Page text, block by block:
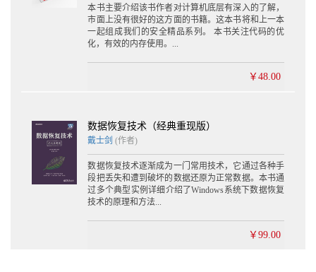
5.2.1 LLDB调试 128
5.2.2 LLDB解密 141
5.2.3 用Xcode调试第三方应用 144
5.2.4 LLDB的高级调试技巧 151
5.4 MonkeyDev 177
5.4.1 安装MonkeyDev 178
5.4.2 Logos Tweak 179
5.4.3 CaptainHook Tweak 181
5.4.4 Command-line Tool 185
本书主要介绍该书作者对计算机底层有深入的了解，
市面上没有很好的这方面的书籍。这本书将和上一本
一起组成我们的安全精品系列。 本书关注代码的优
化，有效的内存使用。...
￥48.00
数据恢复技术（经典重现版）
戴士剑 (作者)
数据恢复技术逐渐成为一门常用技术，它通过各种手
段把丢失和遭到破坏的数据还原为正常数据。本书通
过多个典型实例详细介绍了Windows系统下数据恢复
技术的原理和方法...
￥99.00